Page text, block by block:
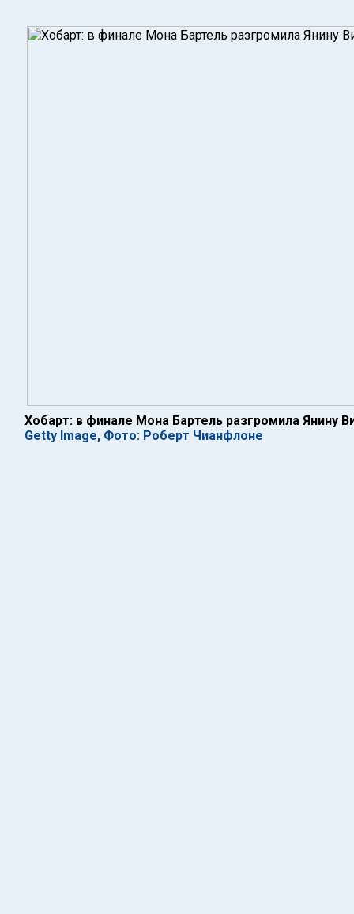
Хобарт: в финале Мона Бартель разгромила Янину
Getty Image, Фото: Роберт Чианфлоне